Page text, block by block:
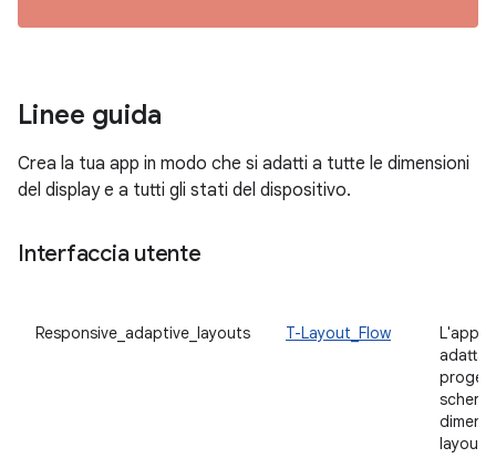
Linee guida
Crea la tua app in modo che si adatti a tutte le dimensioni
del display e a tutti gli stati del dispositivo.
Interfaccia utente
Responsive_adaptive_layouts T-Layout_Flow
L'app
layout